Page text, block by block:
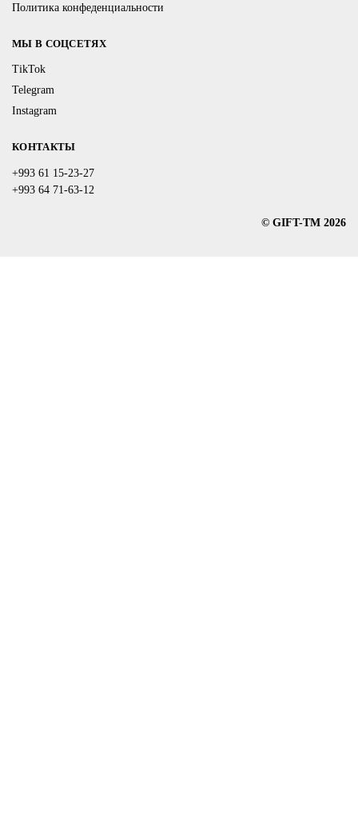
Политика конфеденциальности
МЫ В СОЦСЕТЯХ
TikTok
Telegram
Instagram
КОНТАКТЫ
+993 61 15-23-27
+993 64 71-63-12
© GIFT-TM 2026